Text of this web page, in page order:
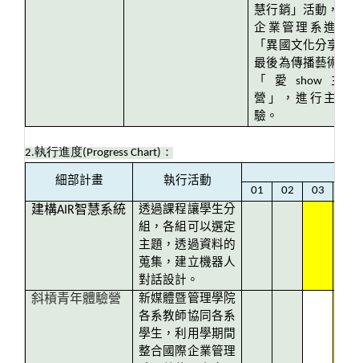
慧行銷」活動，國
企業管理系進行
「異國文化分享」
最後為傳播藝術系
「愛show主
營」，進行主播
驗。
2.執行進度(Progress Chart) ：
細部計畫
執行活動
01
02 03
建構AIR智慧系統
透過課程讓學生分
組，各組可以選定
主題，透過資料的
蒐集，建立機器人
對話設計。
斜槓青年體驗營
新媒體暨管理學院
各系教師協同各系
學生，利用學期間
整合國際企業管理